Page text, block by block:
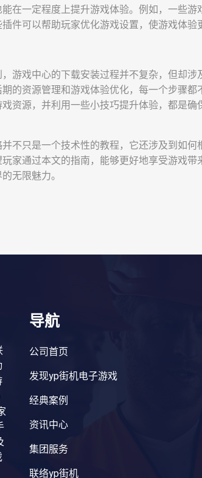
在一定程度上提升游戏体验。例如，一些
件可以帮助玩家优化游戏设置，使游戏体验
游戏中心的下载安装过程并不复杂，但却涉
的资源管理和游戏体验优化，每一个步骤
资源，并利用一些小技巧提升体验，都是
不只是一个技术性的教程，它还涉及到如
家通过本文的指南，能够更好地享受游戏
无限魅力。
导航
公司首页
发现yp街机电子游戏
经典案例
资讯中心
集团服务
联络yp街机